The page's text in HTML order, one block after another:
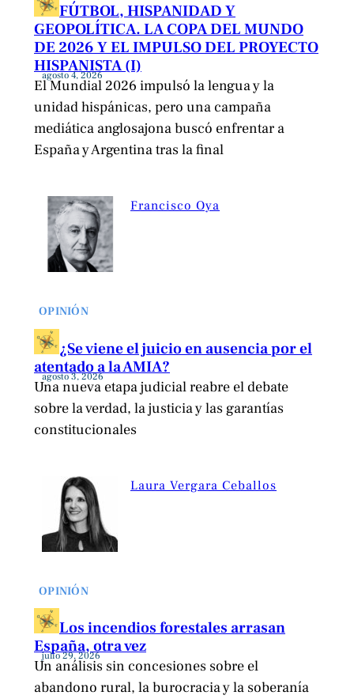
FÚTBOL, HISPANIDAD Y
GEOPOLÍTICA. LA COPA DEL MUNDO
DE 2026 Y EL IMPULSO DEL PROYECTO
HISPANISTA (I)
agosto 4, 2026
El Mundial 2026 impulsó la lengua y la
unidad hispánicas, pero una campaña
mediática anglosajona buscó enfrentar a
España y Argentina tras la final
Francisco Oya
OPINIÓN
¿Se viene el juicio en ausencia por el
atentado a la AMIA?
agosto 3, 2026
Una nueva etapa judicial reabre el debate
sobre la verdad, la justicia y las garantías
constitucionales
Laura Vergara Ceballos
OPINIÓN
Los incendios forestales arrasan
España, otra vez
julio 29, 2026
Un análisis sin concesiones sobre el
abandono rural, la burocracia y la soberanía